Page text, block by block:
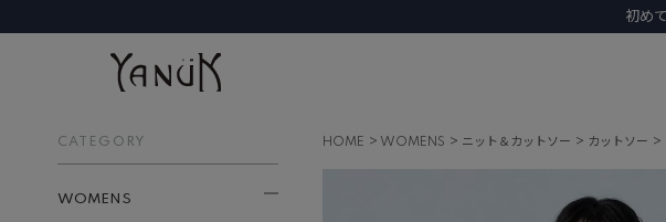
CATEGORY
WOMENS
HOME WOMENS ニット＆カットソー カットソー